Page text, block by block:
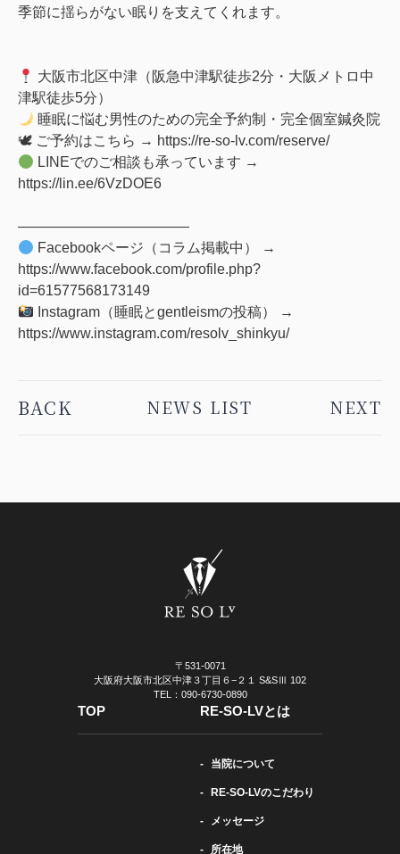
季節に揺らがない眠りを支えてくれます。
大阪市北区中津 （阪急中津駅徒歩2分・大阪メトロ中
津駅徒歩5分）
睡眠に悩む男性のための完全予約制・完全個室鍼灸院
🕊 ご予約はこちら → https://re-so-lv.com/reserve/
LINEでのご相談も承っています →
https://lin.ee/6VzDOE6
――――――――――――
Facebookページ（コラム掲載中） →
https://www.facebook.com/profile.php?
id=61577568173149
Instagram（睡眠とgentleismの投稿） →
https://www.instagram.com/resolv_shinkyu/
BACK NEWS LIST NEXT
〒531-0071
大阪府大阪市北区中津３丁目６−２１ S&SⅢ 102
TEL：090-6730-0890
TOP RE-SO-LVとは
当院について
RE-SO-LVのこだわり
メッセージ
所在地